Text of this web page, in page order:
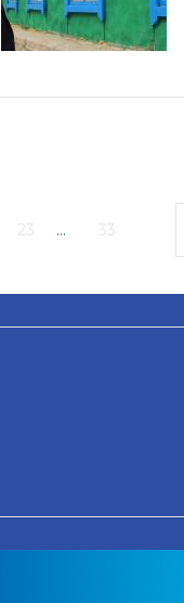
23 ... 33